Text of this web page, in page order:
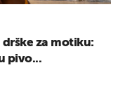
za motiku:
pivo...